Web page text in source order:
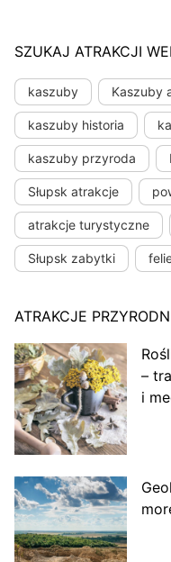
SZUKAJ ATRAKCJI
kaszuby Kaszuby
kaszuby historia
kaszuby przyroda
Słupsk atrakcje
atrakcje turystyczne
Słupsk zabytki
ATRAKCJE
–
i